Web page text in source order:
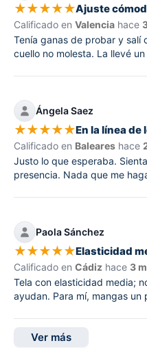
★★★★★Ajuste
Calificado en Valencia hace
Tenía ganas de probar y salí
cuello no molesta. La llevé
Ángela Saez
★★★★★En la línea de
Calificado en Baleares hace
Justo lo que esperaba.
presencia. Nada que me
Paola Sánchez
★★★★★Elasticidad
Calificado en Cádiz hace 3
Tela con elasticidad media;
ayudan. Para mí, mangas un
Ver más